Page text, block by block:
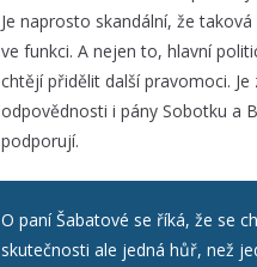
Je naprosto skandální, že
ve funkci. A nejen to, hlavní
chtějí přidělit další pravomoci.
odpovědnosti i pány Sobotku a
podporují.
O paní Šabatové se říká, že se
skutečnosti ale jedná hůř, než